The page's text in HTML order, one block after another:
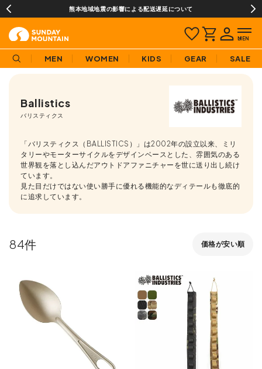
¥3,980(税込)以上のご購入で送料無料!
MEN WOMEN KIDS GEAR SALE
Ballistics
バリスティクス
「バリスティクス（BALLISTICS）」は2002年の設立以来、ミリ
タリーやモーターサイクルをデザインベースとした、雰囲気のある
世界観を落とし込んだアウトドアファニチャーを世に送り出し続け
ています。
見た目だけではない使い勝手に優れる機能的なディテールも徹底的
に追求しています。
価格が安い順
84